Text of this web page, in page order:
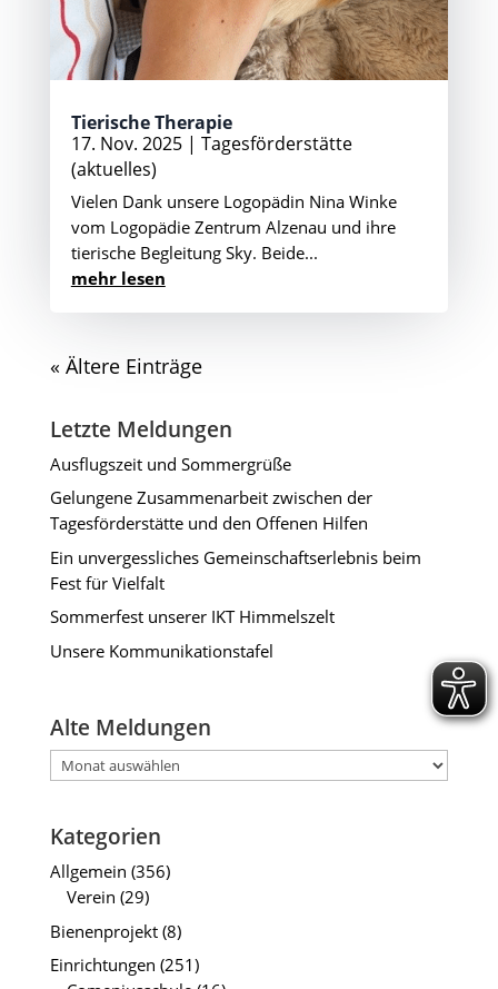
Tierische Therapie
17. Nov. 2025| Tagesförderstätte
(aktuelles)
Vielen Dank unsere Logopädin Nina Winke
vom Logopädie Zentrum Alzenau und ihre
tierische Begleitung Sky. Beide...
mehr lesen
« Ältere Einträge
Letzte Meldungen
Ausflugszeit und Sommergrüße
Gelungene Zusammenarbeit zwischen der
Tagesförderstätte und den Offenen Hilfen
Ein unvergessliches Gemeinschaftserlebnis beim
Fest für Vielfalt
Sommerfest unserer IKT Himmelszelt
Unsere Kommunikationstafel
Alte Meldungen
Alte
Meldungen
Kategorien
Allgemein (356)
Verein (29)
Bienenprojekt(8)
Einrichtungen (251)